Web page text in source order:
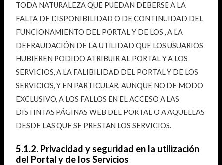
TODA NATURALEZA QUE PUEDAN DEBERSE A LA
FALTA DE DISPONIBILIDAD O DE CONTINUIDAD DEL
FUNCIONAMIENTO DEL PORTAL Y DE LOS , A LA
DEFRAUDACIÓN DE LA UTILIDAD QUE LOS USUARIOS
HUBIEREN PODIDO ATRIBUIR AL PORTAL Y A LOS
SERVICIOS, A LA FALIBILIDAD DEL PORTAL Y DE LOS
SERVICIOS, Y EN PARTICULAR, AUNQUE NO DE MODO
EXCLUSIVO, A LOS FALLOS EN EL ACCESO A LAS
DISTINTAS PÁGINAS WEB DEL PORTAL O A AQUELLAS
DESDE LAS QUE SE PRESTAN LOS SERVICIOS.
5.1.2. Privacidad y seguridad en la utilización
del Portal y de los Servicios